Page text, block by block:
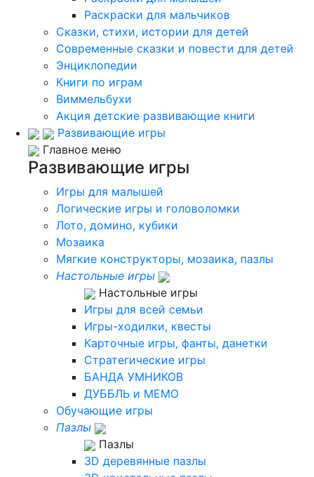
Раскраски для мальчиков
Сказки, стихи, истории для детей
Современные сказки и повести для детей
Энциклопедии
Книги по играм
Виммельбухи
Акция детские развивающие книги
Развивающие игры
Главное меню
Развивающие игры
Игры для малышей
Логические игры и головоломки
Лото, домино, кубики
Мозаика
Мягкие конструкторы, мозаика, пазлы
Настольные игры
Настольные игры
Игры для всей семьи
Игры-ходилки, квесты
Карточные игры, фанты, данетки
Стратегические игры
БАНДА УМНИКОВ
ДУББЛЬ и МЕМО
Обучающие игры
Пазлы
Пазлы
3D деревянные пазлы